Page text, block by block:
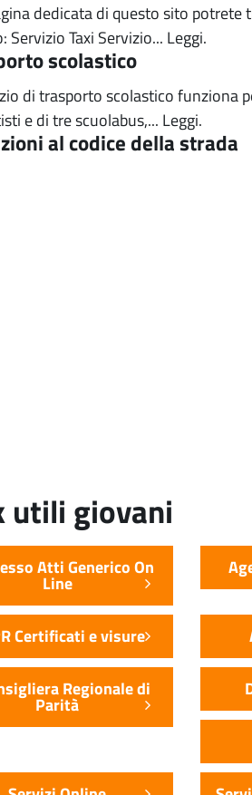
dedicata di questo sito
Servizio Taxi Servizio... Leggi.
scolastico
di trasporto scolastico funziona
e di tre scuolabus,... Leggi.
al codice della strada
utili giovani
Atti Generico On
Line
Certificati e visure
Regionale di
Parità